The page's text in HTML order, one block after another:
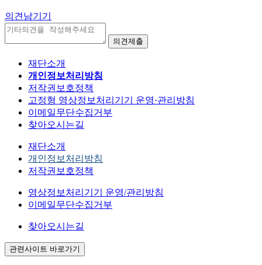
의견남기기
재단소개
개인정보처리방침
저작권보호정책
고정형 영상정보처리기기 운영·관리방침
이메일무단수집거부
찾아오시는길
재단소개
개인정보처리방침
저작권보호정책
영상정보처리기기 운영/관리방침
이메일무단수집거부
찾아오시는길
관련사이트 바로가기